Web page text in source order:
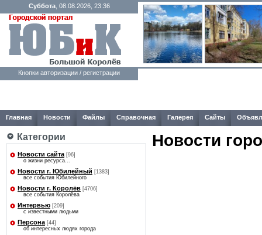
Суббота, 08.08.2026, 23:36
Кнопки авторизации / регистрации
Главная Новости Файлы Справочная Галерея Сайты
Категории
Новости сайта [96]
о жизни ресурса...
Новости г. Юбилейный [1383]
все события Юбилейного
Новости г. Королёв [4706]
все события Королёва
Интервью [209]
с известными людьми
Персона [44]
об интересных людях города
Новости